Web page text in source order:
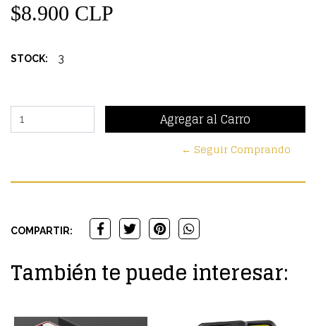
$8.900 CLP
STOCK: 3
← Seguir Comprando
COMPARTIR:
También te puede interesar: